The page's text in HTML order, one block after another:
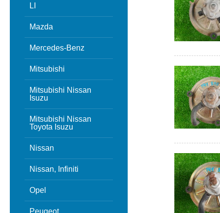
LI
Mazda
Mercedes-Benz
Mitsubishi
Mitsubishi Nissan
Isuzu
Mitsubishi Nissan
Toyota Isuzu
Nissan
Nissan, Infiniti
Opel
Peugeot